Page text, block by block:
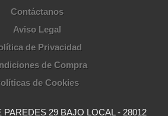
Contáctanos
Aviso Legal
de Privacidad
de Compra
de Cookies
29 BAJO LOCAL - 28012